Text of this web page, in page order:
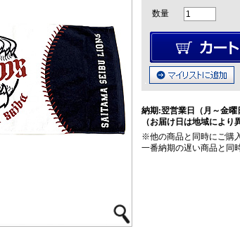
数量
納期:翌営業日（月～金曜
（お届け日は地域により
※他の商品と同時にご購
一番納期の遅い商品と同